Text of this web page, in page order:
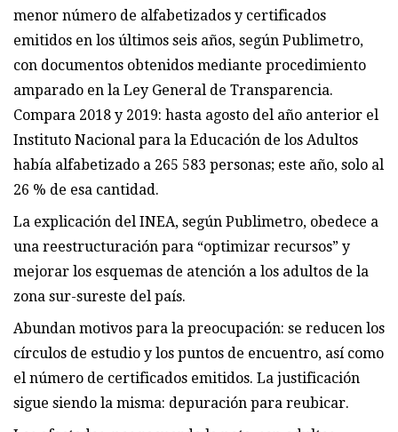
menor número de alfabetizados y certificados
emitidos en los últimos seis años, según Publimetro,
con documentos obtenidos mediante procedimiento
amparado en la Ley General de Transparencia.
Compara 2018 y 2019: hasta agosto del año anterior el
Instituto Nacional para la Educación de los Adultos
había alfabetizado a 265 583 personas; este año, solo al
26 % de esa cantidad.
La explicación del INEA, según Publimetro, obedece a
una reestructuración para “optimizar recursos” y
mejorar los esquemas de atención a los adultos de la
zona sur-sureste del país.
Abundan motivos para la preocupación: se reducen los
círculos de estudio y los puntos de encuentro, así como
el número de certificados emitidos. La justificación
sigue siendo la misma: depuración para reubicar.